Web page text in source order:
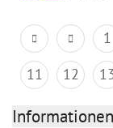
1
11
12